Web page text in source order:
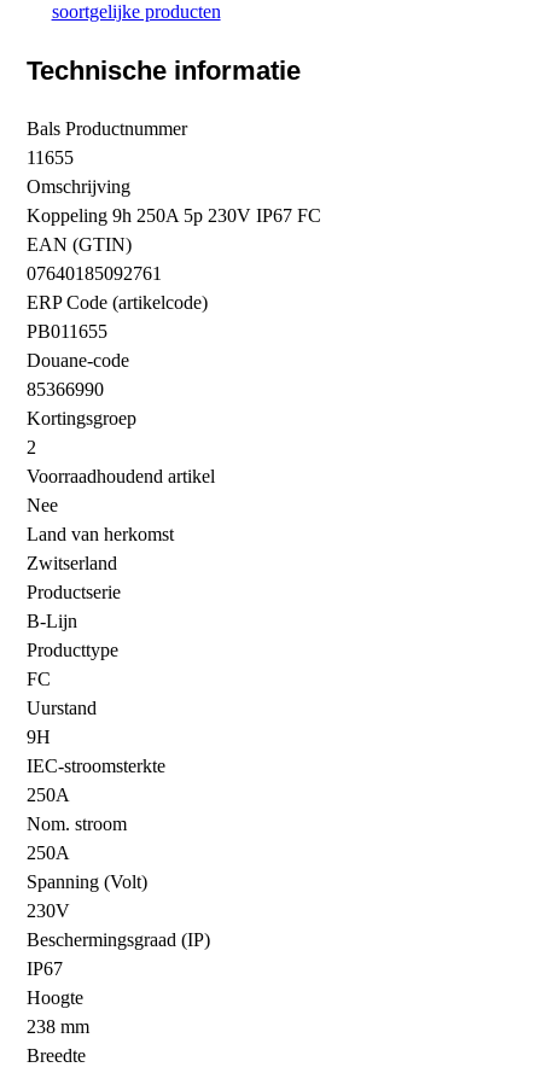
soortgelijke producten
Technische informatie
Bals Productnummer
11655
Omschrijving
Koppeling 9h 250A 5p 230V IP67 FC
EAN (GTIN)
07640185092761
ERP Code (artikelcode)
PB011655
Douane-code
85366990
Kortingsgroep
2
Voorraadhoudend artikel
Nee
Land van herkomst
Zwitserland
Productserie
B-Lijn
Producttype
FC
Uurstand
9H
IEC-stroomsterkte
250A
Nom. stroom
250A
Spanning (Volt)
230V
Beschermingsgraad (IP)
IP67
Hoogte
238 mm
Breedte